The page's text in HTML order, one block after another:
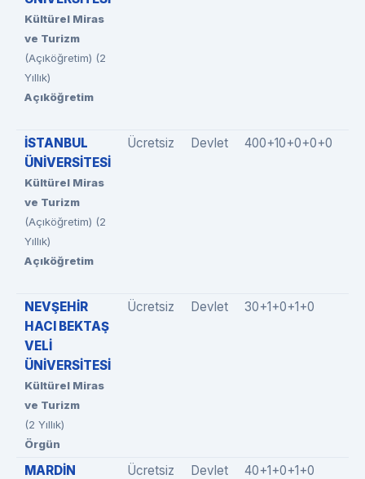
Kültürel Miras
ve Turizm
(Açıköğretim) (2
Yıllık)
Açıköğretim
İSTANBUL
ÜNİVERSİTESİ
Kültürel Miras
ve Turizm
(Açıköğretim) (2
Yıllık)
Açıköğretim
Ücretsiz Devlet 400+10+0+0+0
NEVŞEHİR
HACI BEKTAŞ
VELİ
ÜNİVERSİTESİ
Kültürel Miras
ve Turizm
(2 Yıllık)
Örgün
Ücretsiz Devlet 30+1+0+1+0
MARDİN
Ücretsiz Devlet 40+1+0+1+0